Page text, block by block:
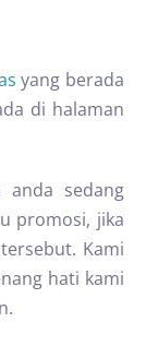
yang berada
di halaman
anda sedang
promosi, jika
Kami
hati kami